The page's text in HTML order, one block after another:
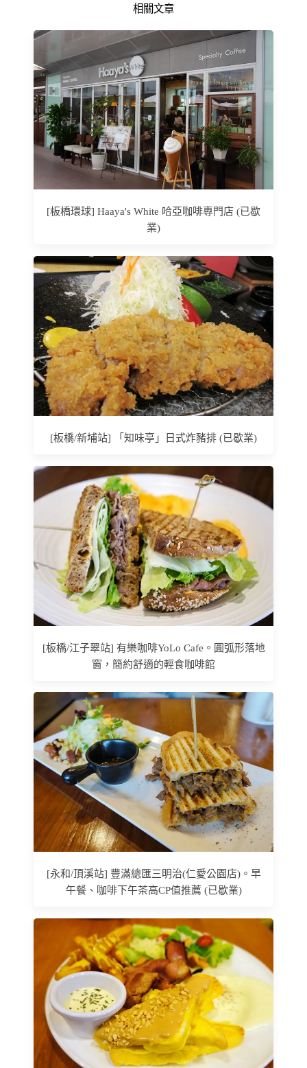
相關文章
[板橋環球] Haaya's White 哈亞咖啡專門店 (已歇
業)
[板橋/新埔站] 「知味亭」日式炸豬排 (已歇業)
[板橋/江子翠站] 有樂咖啡YoLo Cafe。圓弧形落地
窗，簡約舒適的輕食咖啡館
[永和/頂溪站] 豐滿總匯三明治(仁愛公園店)。早
午餐、咖啡下午茶高CP值推薦 (已歇業)